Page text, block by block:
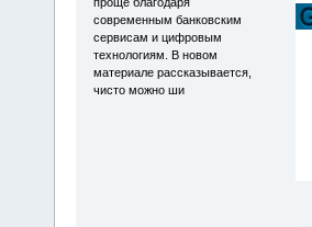
современным банковским
сервисам и цифровым
технологиям. В новом
материале рассказывается,
чисто можно ши